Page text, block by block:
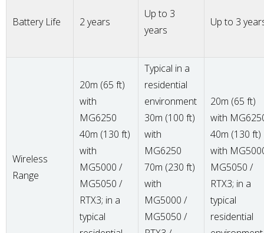
Battery Life 2 years
Up to 3
years
Up to 3
Wireless
Range
20m (65 ft)
with
MG6250
40m (130 ft)
with
MG5000 /
MG5050 /
RTX3; in a
typical
Typical in a
residential
environment
30m (100 ft)
with
MG6250
70m (230 ft)
with
MG5000 /
MG5050 /
20m (65 ft)
with
40m (130 ft)
with
MG5050 /
RTX3; in a
typical
residential